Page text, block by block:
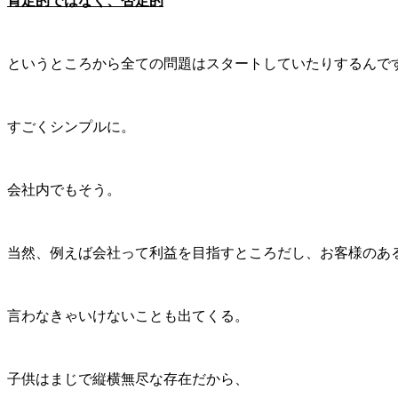
というところから全ての問題はスタートしていたりするんで
すごくシンプルに。
会社内でもそう。
当然、例えば会社って利益を目指すところだし、お客様のあ
言わなきゃいけないことも出てくる。
子供はまじで縦横無尽な存在だから、